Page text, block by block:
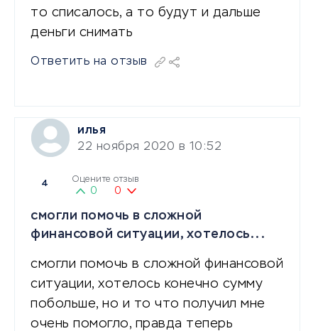
то списалось, а то будут и дальше
деньги снимать
Ответить на отзыв
илья
22 ноября 2020 в 10:52
4 Оцените отзыв
0 0
смогли помочь в сложной
финансовой ситуации, хотелось...
смогли помочь в сложной финансовой
ситуации, хотелось конечно сумму
побольше, но и то что получил мне
очень помогло, правда теперь